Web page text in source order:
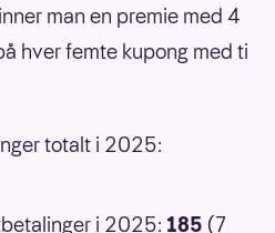
man en premie med 4
hver femte kupong med ti
totalt i 2025:
i 2025: 185 (7